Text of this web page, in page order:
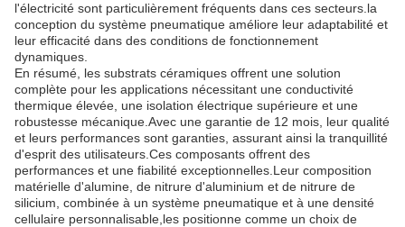
l'électricité sont particulièrement fréquents dans ces secteurs.la
conception du système pneumatique améliore leur adaptabilité et
leur efficacité dans des conditions de fonctionnement
dynamiques.
En résumé, les substrats céramiques offrent une solution
complète pour les applications nécessitant une conductivité
thermique élevée, une isolation électrique supérieure et une
robustesse mécanique.Avec une garantie de 12 mois, leur qualité
et leurs performances sont garanties, assurant ainsi la tranquillité
d'esprit des utilisateurs.Ces composants offrent des
performances et une fiabilité exceptionnelles.Leur composition
matérielle d'alumine, de nitrure d'aluminium et de nitrure de
silicium, combinée à un système pneumatique et à une densité
cellulaire personnalisable,les positionne comme un choix de